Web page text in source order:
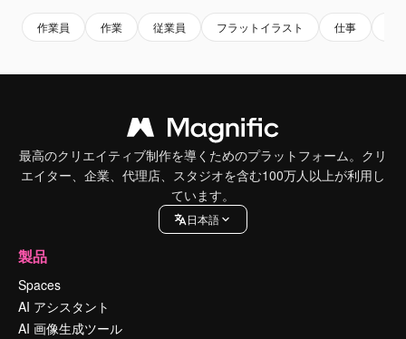
作業員 作業 従業員 フラットイラスト 仕事
最高のクリエイティブ制作を導くためのプラットフォーム。クリ
エイター、企業、代理店、スタジオを含む100万人以上が利用し
ています。
日本語
製品
Spaces
AI アシスタント
AI 画像生成ツール